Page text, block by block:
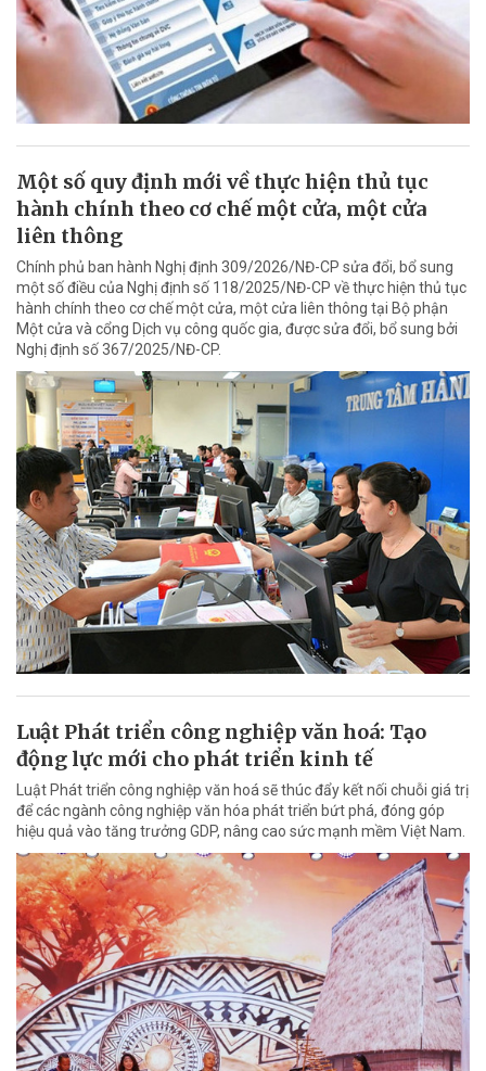
Một số quy định mới về thực hiện thủ tục
hành chính theo cơ chế một cửa, một cửa
liên thông
Chính phủ ban hành Nghị định 309/2026/NĐ-CP sửa đổi, bổ sung
một số điều của Nghị định số 118/2025/NĐ-CP về thực hiện thủ tục
hành chính theo cơ chế một cửa, một cửa liên thông tại Bộ phận
Một cửa và cổng Dịch vụ công quốc gia, được sửa đổi, bổ sung bởi
Nghị định số 367/2025/NĐ-CP.
Luật Phát triển công nghiệp văn hoá: Tạo
động lực mới cho phát triển kinh tế
Luật Phát triển công nghiệp văn hoá sẽ thúc đẩy kết nối chuỗi giá trị
để các ngành công nghiệp văn hóa phát triển bứt phá, đóng góp
hiệu quả vào tăng trưởng GDP, nâng cao sức mạnh mềm Việt Nam.